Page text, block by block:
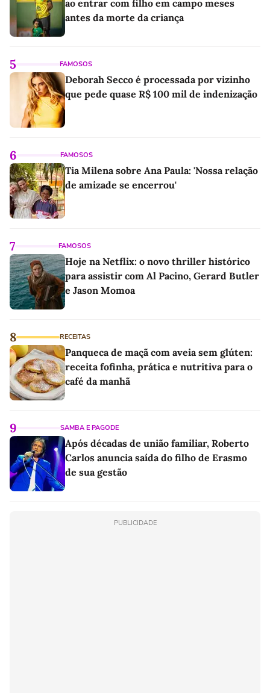
ao entrar com filho em campo meses
antes da morte da criança
5 FAMOSOS
Deborah Secco é processada por vizinho
que pede quase R$ 100 mil de indenização
6 FAMOSOS
Tia Milena sobre Ana Paula: 'Nossa relação
de amizade se encerrou'
7 FAMOSOS
Hoje na Netflix: o novo thriller histórico
para assistir com Al Pacino, Gerard Butler
e Jason Momoa
8 RECEITAS
Panqueca de maçã com aveia sem glúten:
receita fofinha, prática e nutritiva para o
café da manhã
9 SAMBA E PAGODE
Após décadas de união familiar, Roberto
Carlos anuncia saída do filho de Erasmo
de sua gestão
PUBLICIDADE